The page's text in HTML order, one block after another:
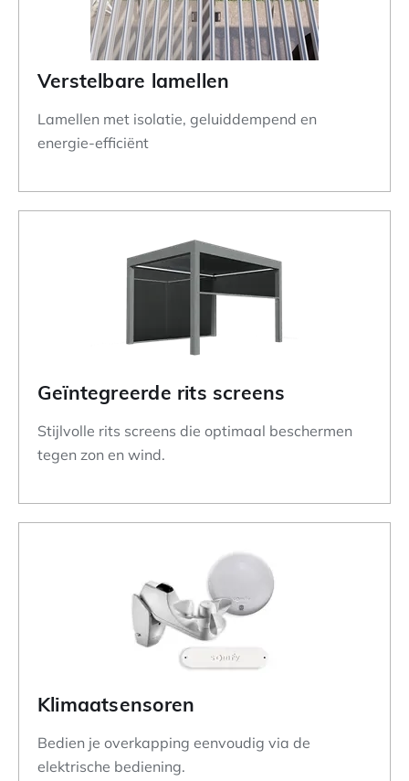
Verstelbare lamellen
Lamellen met isolatie, geluiddempend en
energie-efficiënt
Geïntegreerde rits screens
Stijlvolle rits screens die optimaal beschermen
tegen zon en wind.
Klimaatsensoren
Bedien je overkapping eenvoudig via de
elektrische bediening.